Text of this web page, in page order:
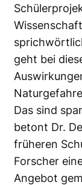
geht bei
Das sind
betont Dr.
früheren
Forscher
Angebot